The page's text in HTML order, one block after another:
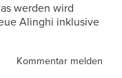
werden wird
Alinghi inklusive
Kommentar melden